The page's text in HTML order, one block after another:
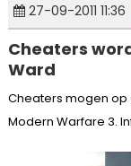
27-09-2011 11:36
Cheaters
Ward
Cheaters mogen op
Modern Warfare 3.